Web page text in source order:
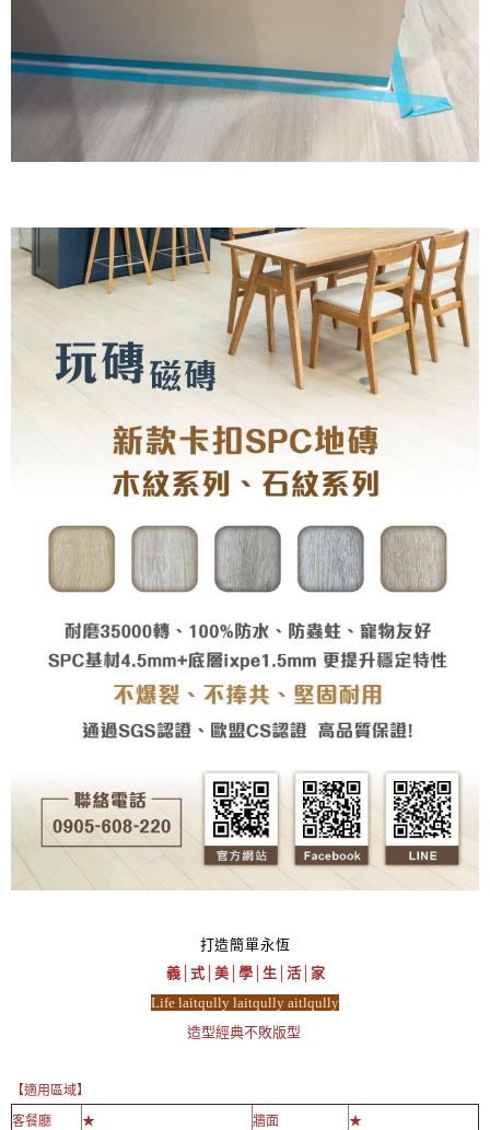
打造簡單永恆
義│式│美│學│生│活│家
Life laitqully laitqully aitlqully
造型經典不敗版型
【適用區域】
客餐廳
★ 牆面
★